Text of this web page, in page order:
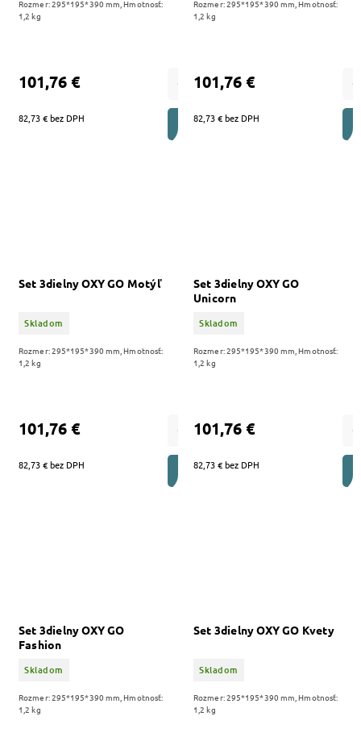
82,73 € bez DPH
101,76 €
DO KOŠÍKA
Rozmer: 295*195*390 mm, Hmotnosť:
1,2 kg
82,73 € bez DPH
101,76 €
Rozmer: 295*195*390 mm, Hmotnosť:
1,2 kg
Set 3dielny OXY GO Motýľ
Skladom
82,73 € bez DPH
101,76 €
DO KOŠÍKA
Rozmer: 295*195*390 mm, Hmotnosť:
1,2 kg
Set 3dielny OXY GO
Unicorn
Skladom
82,73 € bez DPH
101,76 €
Rozmer: 295*195*390 mm, Hmotnosť:
1,2 kg
Set 3dielny OXY GO
Fashion
Skladom
Rozmer: 295*195*390 mm, Hmotnosť:
1,2 kg
Set 3dielny OXY GO Kvety
Skladom
Rozmer: 295*195*390 mm, Hmotnosť:
1,2 kg